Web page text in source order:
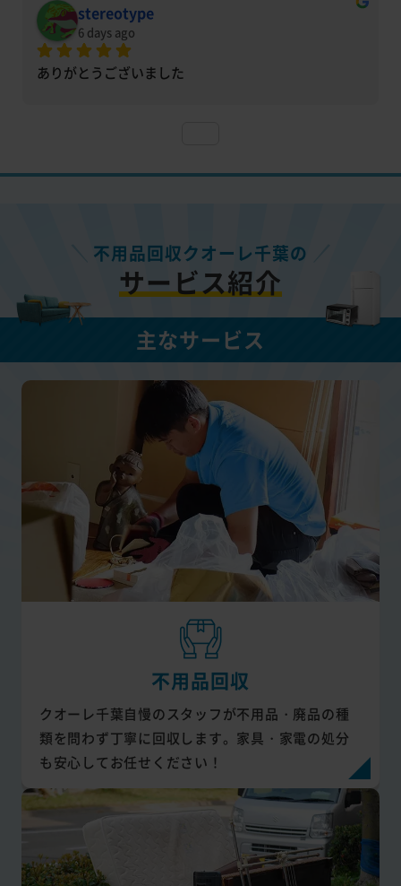
stereotype
6 days ago
ありがとうございました
不用品回収クオーレ千葉の
サービス紹介
主なサービス
不用品回収
クオーレ千葉自慢のスタッフが不用品・廃品の種
類を問わず丁寧に回収します。家具・家電の処分
も安心してお任せください！